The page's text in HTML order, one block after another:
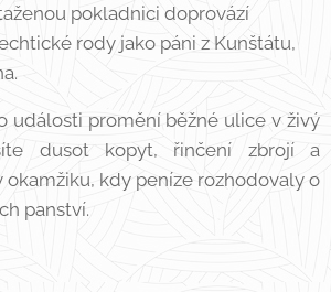
pokladnici doprovází
rody jako páni z Kunštátu,
události promění běžné ulice v živý
dusot kopyt, řinčení zbrojí a
okamžiku, kdy peníze rozhodovaly o
panství.